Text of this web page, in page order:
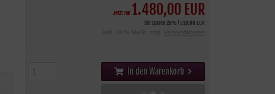
Jetzt nur1.480,00 EUR
Sie sparen 26% / 518,00 EUR
inkl. 19 % MwSt. zzgl.
Versandkosten
In den Warenkorb